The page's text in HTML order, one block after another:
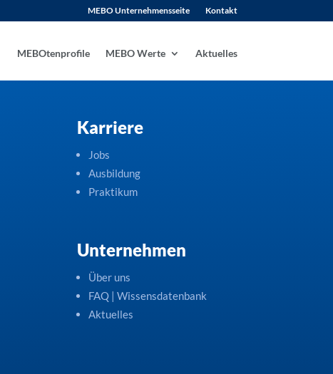
MEBO Unternehmensseite Kontakt
MEBOtenprofile MEBO Werte Aktuelles
Karriere
Jobs
Ausbildung
Praktikum
Unternehmen
Über uns
FAQ | Wissensdatenbank
Aktuelles